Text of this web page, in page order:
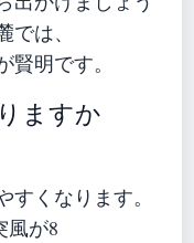
は、
明です。
ますか
くなります。
風が8